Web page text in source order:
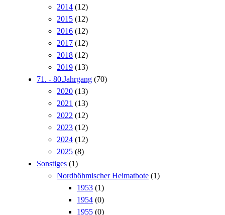
2014 (12)
2015 (12)
2016 (12)
2017 (12)
2018 (12)
2019 (13)
71. - 80.Jahrgang (70)
2020 (13)
2021 (13)
2022 (12)
2023 (12)
2024 (12)
2025 (8)
Sonstiges (1)
Nordböhmischer Heimatbote (1)
1953 (1)
1954 (0)
1955 (0)